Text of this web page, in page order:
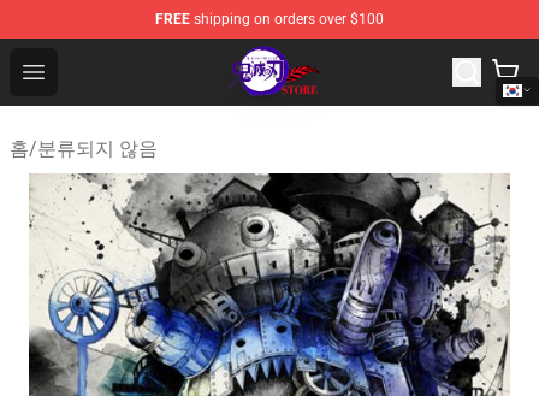
FREE shipping on orders over $100
Open menu
Kimetsu no Yaiba Store - Official Kimetsu no Yaiba
홈/분류되지 않음